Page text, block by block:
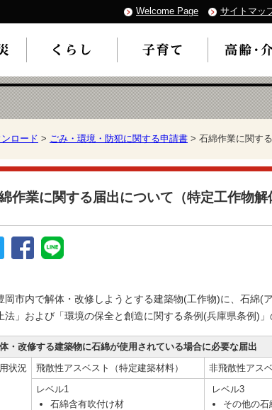
Welcome Page サイトマッ
ロード > ごみ・環境・防犯に関する申請書 > 石綿作業に関す
作業に関する届出について（特定工作物解
市内で解体・改修しようとする建築物(工作物)に、石綿(
法」および「環境の保全と創造に関する条例(兵庫県条例)
・改修する建築物に石綿が使用されている場合に必要な届出
状況
飛散性アスベスト（特定建築材料） 非飛散性アス
レベル1
石綿含有吹付け材
レベル3
その他の